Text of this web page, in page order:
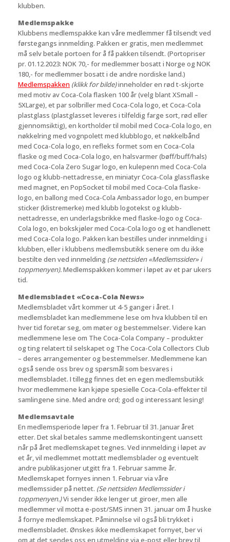
klubben.
Medlemspakke
Klubbens medlemspakke kan våre medlemmer få tilsendt ved
førstegangs innmelding. Pakken er gratis, men medlemmet
må selv betale portoen for å få pakken tilsendt. (Portopriser
pr. 01.12.2023: NOK 70,- for medlemmer bosatt i Norge og NOK
180,- for medlemmer bosatt i de andre nordiske land.)
Medlemspakken (klikk for bilde)inneholder en rød t-skjorte
med motiv av Coca-Cola flasken 100 år (velg blant XSmall –
5XLarge), et par solbriller med Coca-Cola logo, et Coca-Cola
plastglass (plastglasset leveres i tilfeldig farge sort, rød eller
gjennomsiktig), en kortholder til mobil med Coca-Cola logo, en
nøkkelring med vognpolett med klubblogo, et nøkkelbånd
med Coca-Cola logo, en refleks formet som en Coca-Cola
flaske og med Coca-Cola logo, en halsvarmer (bøff/buff/hals)
med Coca-Cola Zero Sugar logo, en kulepenn med Coca-Cola
logo og klubb-nettadresse, en miniatyr Coca-Cola glassflaske
med magnet, en PopSocket til mobil med Coca-Cola flaske-
logo, en ballong med Coca-Cola Ambassador logo, en bumper
sticker (klistremerke) med klubb logotekst og klubb-
nettadresse, en underlagsbrikke med flaske-logo og Coca-
Cola logo, en bokskjøler med Coca-Cola logo og et handlenett
med Coca-Cola logo. Pakken kan bestilles under innmelding i
klubben, eller i klubbens medlemsbutikk senere om du ikke
bestilte den ved innmelding (se nettsiden «Medlemssider» i
toppmenyen).Medlemspakken kommer i løpet av et par ukers
tid.
Medlemsbladet «Coca-Cola News»
Medlemsbladet vårt kommer ut 4-5 ganger i året. I
medlemsbladet kan medlemmene lese om hva klubben til en
hver tid foretar seg, om møter og bestemmelser. Videre kan
medlemmene lese om The Coca-Cola Company – produkter
og ting relatert til selskapet og The Coca-Cola Collectors Club
– deres arrangementer og bestemmelser. Medlemmene kan
også sende oss brev og spørsmål som besvares i
medlemsbladet. I tillegg finnes det en egen medlemsbutikk
hvor medlemmene kan kjøpe spesielle Coca-Cola-effekter til
samlingene sine. Med andre ord; god og interessant lesing!
Medlemsavtale
En medlemsperiode løper fra 1. Februar til 31. Januar året
etter. Det skal betales samme medlemskontingent uansett
når på året medlemskapet tegnes. Ved innmelding i løpet av
et år, vil medlemmet mottatt medlemsblader og eventuelt
andre publikasjoner utgitt fra 1. Februar samme år.
Medlemskapet fornyes innen 1. Februar via våre
medlemssider på nettet. (Se nettsiden Medlemssider i
toppmenyen.)Vi sender ikke lenger ut giroer, men alle
medlemmer vil motta e-post/SMS innen 31. januar om å huske
å fornye medlemskapet. Påminnelse vil også bli trykket i
medlemsbladet. Ønskes ikke medlemskapet fornyet, ber vi
om at det sendes oss en utmelding via e-post eller brev til